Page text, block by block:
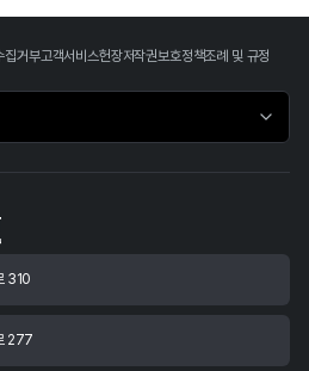
집거부고객서비스헌장저작권보호정책조례 및 규정
310
277